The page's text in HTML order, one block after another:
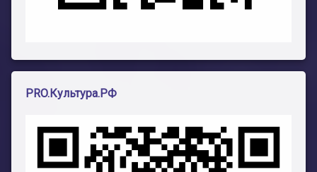
PRO.Культура.РФ